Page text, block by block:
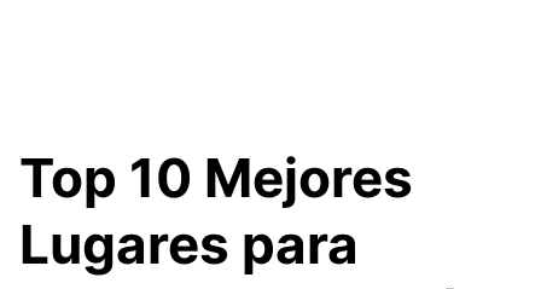
Top 10 Mejores
Lugares para